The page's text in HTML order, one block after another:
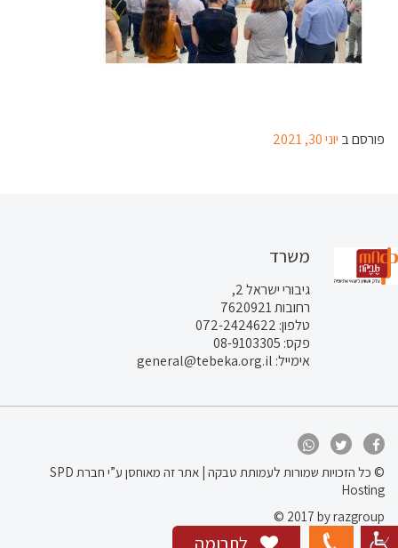
פורסם ב יוני 30, 2021
משרד
גיבורי ישראל 2,
רחובות 7620921
טלפון: 072-2424622
פקס: 08-9103305
אימייל: general@tebeka.org.il
© כל הזכויות שמורות לעמותת טבקה | אתר זה
מאוחסן ע”י חברת SPD
Hosting
© 2017 by razgroup